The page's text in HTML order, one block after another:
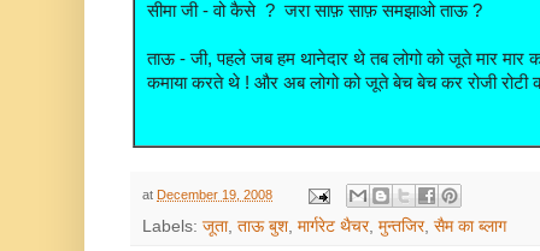
सीमा जी - वो कैसे ? जरा साफ़ साफ़ समझाओ ताऊ ?
ताऊ - जी, पहले जब हम थानेदार थे तब लोगो को जूते मार मार
कमाया करते थे ! और अब लोगो को जूते बेच बेच कर रोजी रोटी
at December 19, 2008
Labels: जूता, ताऊ बुश, मार्गरेट थैचर, मुन्तजिर, सैम का ब्लाग